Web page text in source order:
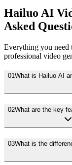
Hailuo AI
Asked
Everything you
professional video
01What is Hailuo AI
02What are the key
03What is the